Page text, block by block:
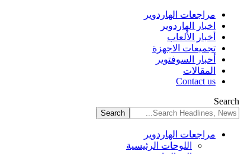
مراجعات الهاردوير
اخبار الهاردوير
أخبار الألعاب
تجميعات الاجهزة
أخبار السوفتوير
المقالات
Contact us
Search
مراجعات الهاردوير
اللوحات الرئيسية